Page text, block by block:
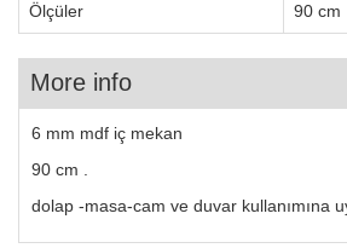
Ölçüler 90 cm
More info
6 mm mdf iç mekan
90 cm .
dolap -masa-cam ve duvar kullanımına